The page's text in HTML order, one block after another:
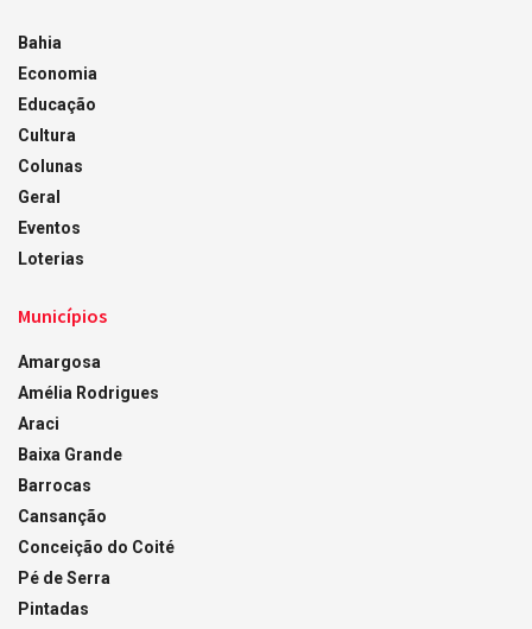
Bahia
Economia
Educação
Cultura
Colunas
Geral
Eventos
Loterias
Municípios
Amargosa
Amélia Rodrigues
Araci
Baixa Grande
Barrocas
Cansanção
Conceição do Coité
Pé de Serra
Pintadas